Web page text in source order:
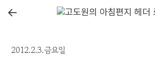
←
2012.2.3.금요일